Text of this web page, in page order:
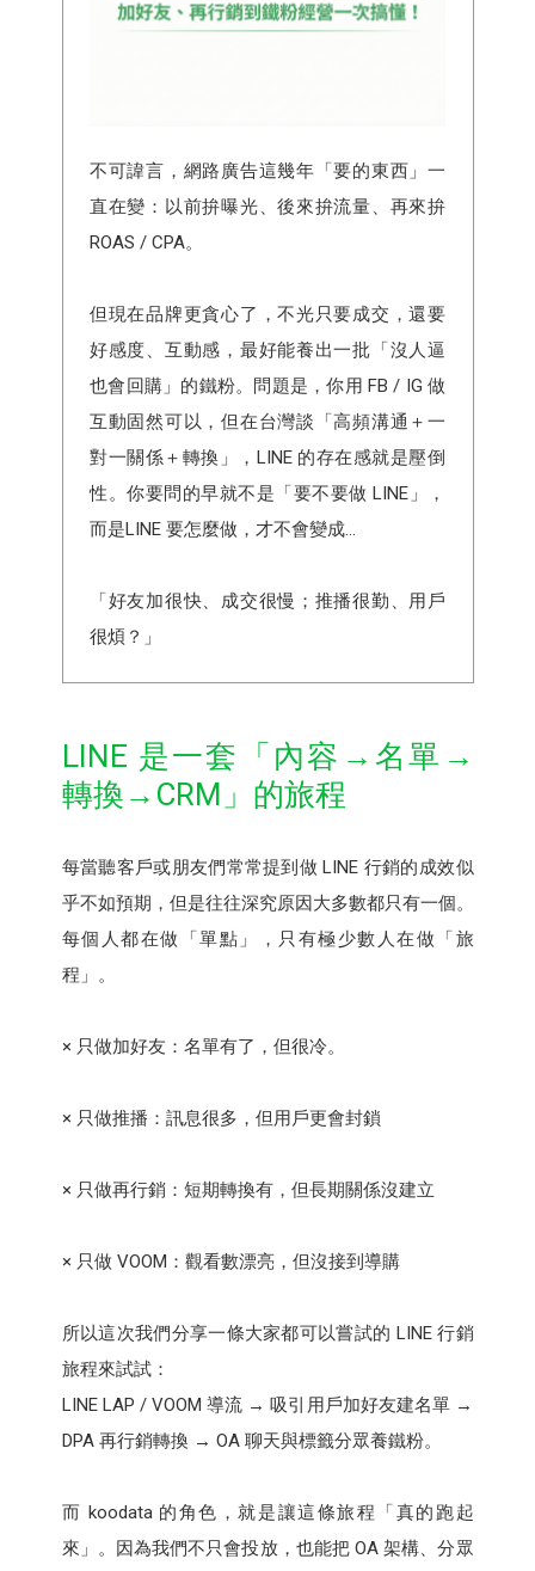
不可諱言，網路廣告這幾年「要的東西」一
直在變：以前拚曝光、後來拚流量、再來拚
ROAS / CPA。
但現在品牌更貪心了，不光只要成交，還要
好感度、互動感，最好能養出一批「沒人逼
也會回購」的鐵粉。問題是，你用 FB / IG 做
互動固然可以，但在台灣談「高頻溝通＋一
對一關係＋轉換」，LINE 的存在感就是壓倒
性。你要問的早就不是「要不要做 LINE」，
而是LINE 要怎麼做，才不會變成...
「好友加很快、成交很慢；推播很勤、用戶
很煩？」
LINE 是一套「內容→名單→
轉換→CRM」的旅程
每當聽客戶或朋友們常常提到做 LINE 行銷的成效似
乎不如預期，但是往往深究原因大多數都只有一個。
每個人都在做「單點」，只有極少數人在做「旅
程」。
× 只做加好友：名單有了，但很冷。
× 只做推播：訊息很多，但用戶更會封鎖
× 只做再行銷：短期轉換有，但長期關係沒建立
× 只做 VOOM：觀看數漂亮，但沒接到導購
所以這次我們分享一條大家都可以嘗試的 LINE 行銷
旅程來試試：
LINE LAP / VOOM 導流 → 吸引用戶加好友建名單 →
DPA 再行銷轉換 → OA 聊天與標籤分眾養鐵粉。
而 koodata 的角色，就是讓這條旅程「真的跑起
來」。因為我們不只會投放，也能把 OA 架構、分眾